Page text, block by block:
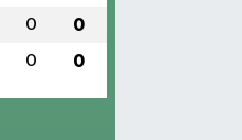
0 0
0 0